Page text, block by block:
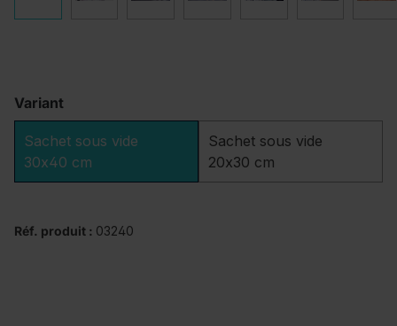
Variant
Sachet sous vide
30x40 cm
Sachet sous vide
20x30 cm
Réf. produit : 03240